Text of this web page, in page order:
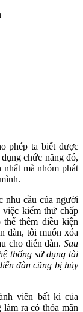
phép ta biết được
chức năng đó,
mà nhóm phát
nhu cầu của người
kiểm thử chấp
thể thêm điều kiện
đàn, tôi muốn xóa
cho diễn đàn. Sau
thống sử dụng tài
đàn cũng bị hủy
viên bất kì của
ra có thỏa mãn